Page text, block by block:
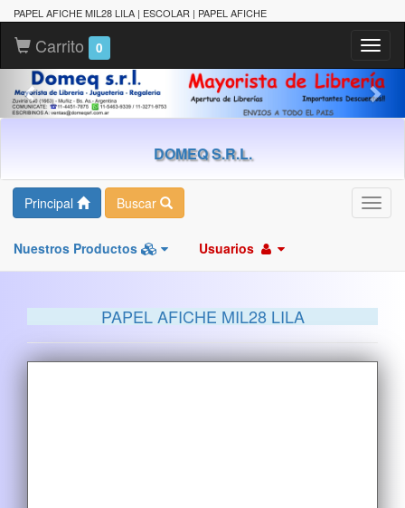
PAPEL AFICHE MIL28 LILA | ESCOLAR | PAPEL AFICHE
Carrito 0
DOMEQ S.R.L.
Principal Buscar
Nuestros Productos Usuarios
PAPEL AFICHE MIL28 LILA